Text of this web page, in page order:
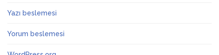
Yazı beslemesi
Yorum beslemesi